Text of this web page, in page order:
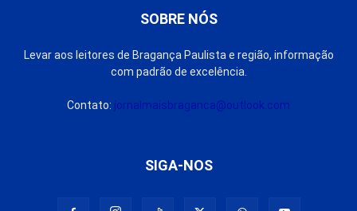
SOBRE NÓS
Levar aos leitores de Bragança Paulista e região, informação
com padrão de excelência.
Contato: jornalmaisbraganca@outlook.com
SIGA-NOS